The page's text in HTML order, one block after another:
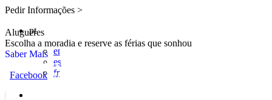
Pedir Informações >
pt
en
es
fr
Alugueres
Escolha a moradia e reserve as férias que sonhou
Saber Mais
Facebook